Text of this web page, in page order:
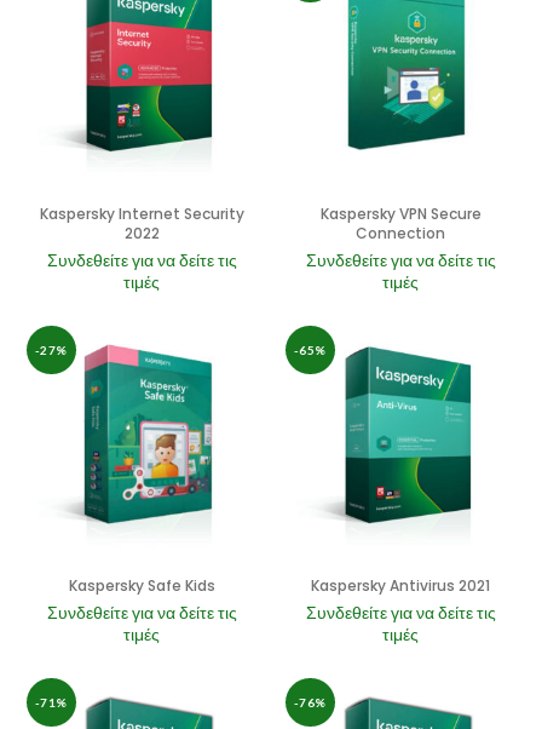
Kaspersky Internet Security
2022
Συνδεθείτε για να δείτε τις
τιμές
Kaspersky VPN Secure
Connection
Συνδεθείτε για να δείτε τις
τιμές
-27%
Kaspersky Safe Kids
Συνδεθείτε για να δείτε τις
τιμές
-65%
Kaspersky Antivirus 2021
Συνδεθείτε για να δείτε τις
τιμές
-71% -76%